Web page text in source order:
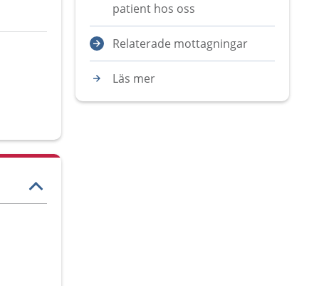
patient hos oss
Relaterade mottagningar
Läs mer